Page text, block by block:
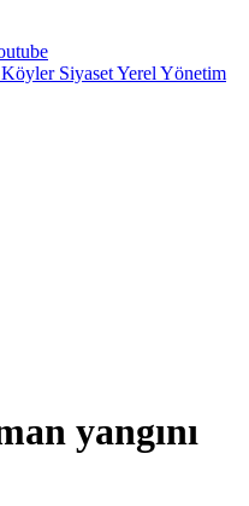
SiyasetYerel Yönetim
yangını